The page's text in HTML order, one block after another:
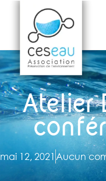
Atelier
mai 12, 2021 Aucun